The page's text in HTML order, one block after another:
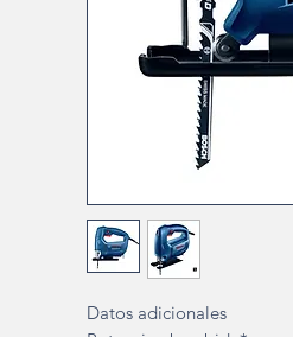
Datos adicionales